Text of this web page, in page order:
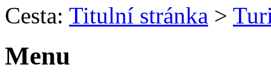
Cesta: Titulní stránka >
Menu